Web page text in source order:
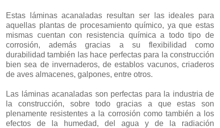
Estas láminas acanaladas resultan ser las ideales para
aquellas plantas de procesamiento químico, ya que estas
mismas cuentan con resistencia química a todo tipo de
corrosión, además gracias a su flexibilidad como
durabilidad también las hace perfectas para la construcción
bien sea de invernaderos, de establos vacunos, criaderos
de aves almacenes, galpones, entre otros.
Las láminas acanaladas son perfectas para la industria de
la construcción, sobre todo gracias a que estas son
plenamente resistentes a la corrosión como también a los
efectos de la humedad, del agua y de la radiación